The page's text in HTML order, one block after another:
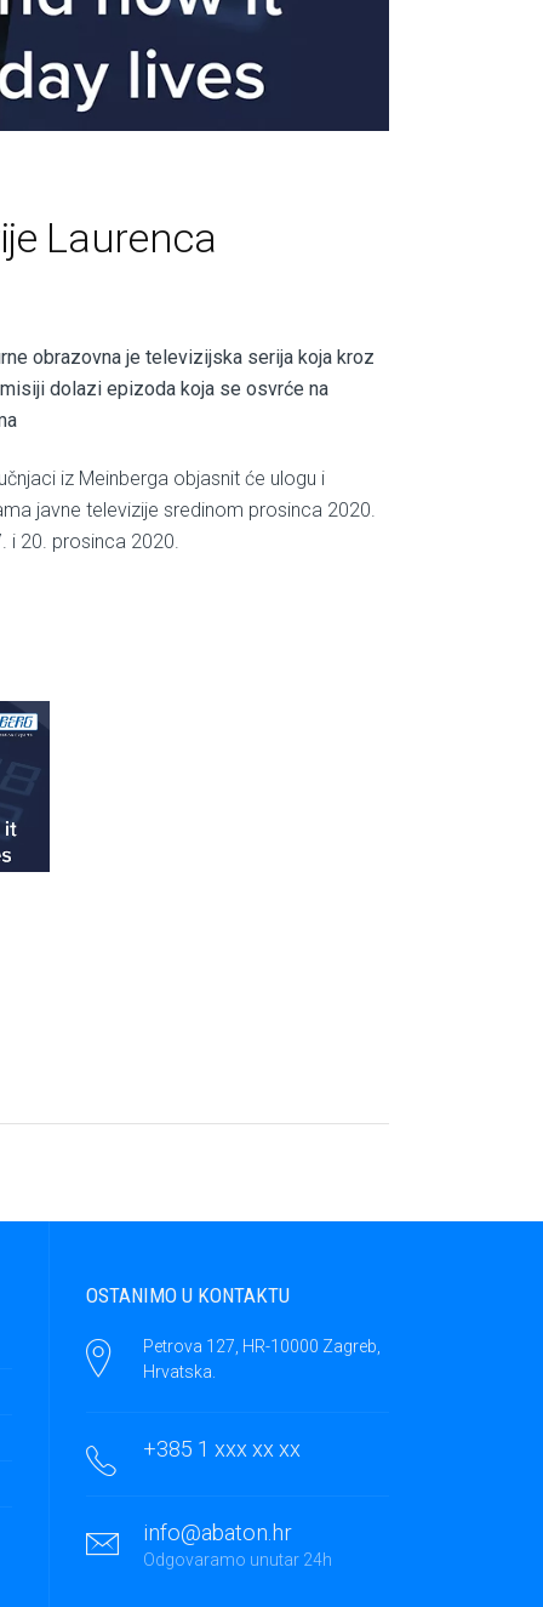
Laurenca
obrazovna je televizijska serija koja kroz
dolazi epizoda koja se osvrće na
iz Meinberga objasnit će ulogu i
javne televizije sredinom prosinca 2020.
i 20. prosinca 2020.
OSTANIMO U KONTAKTU
Petrova 127, HR-10000 Zagreb,
Hrvatska.
+385 1 xxx xx xx
info@abaton.hr
Odgovaramo unutar 24h